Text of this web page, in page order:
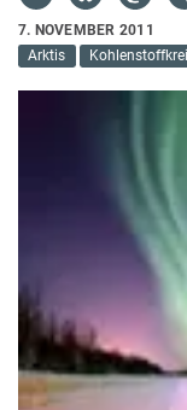
7. NOVEMBER 2011
Arktis